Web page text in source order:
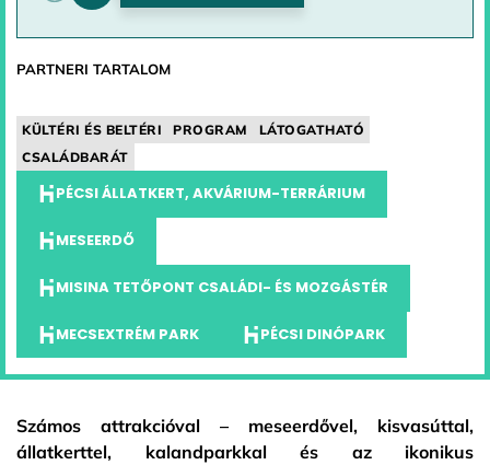
PARTNERI TARTALOM
KÜLTÉRI ÉS BELTÉRI PROGRAM
LÁTOGATHATÓ
CSALÁDBARÁT
PÉCSI ÁLLATKERT, AKVÁRIUM-TERRÁRIUM
MESEERDŐ
MISINA TETŐPONT CSALÁDI- ÉS MOZGÁSTÉR
MECSEXTRÉM PARK PÉCSI DINÓPARK
Számos attrakcióval – meseerdővel, kisvasúttal,
állatkerttel, kalandparkkal és az ikonikus